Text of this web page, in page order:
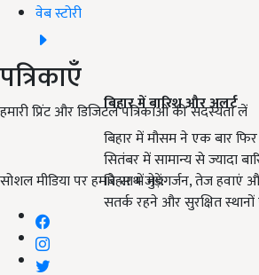
वेब स्टोरी
पत्रिकाएँ
हमारी प्रिंट और डिजिटल पत्रिकाओं की सदस्यता लें
सोशल मीडिया पर हमारे साथ जुड़ें:
बिहार में बारिश और अलर्ट
बिहार में मौसम ने एक बार
सितंबर में सामान्य से ज्यादा
बिहार में मेघगर्जन, तेज हवाएं
सतर्क रहने और सुरक्षित